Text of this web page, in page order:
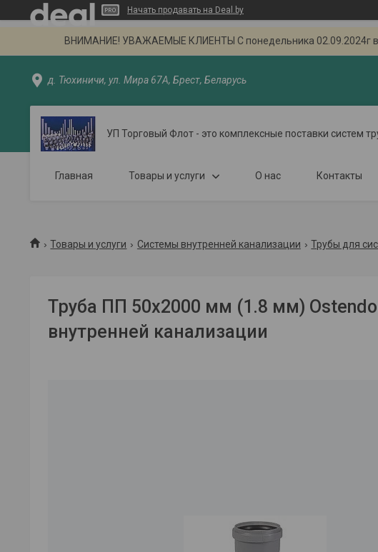
Начать продавать на Deal.by
ВНИМАНИЕ! УВАЖАЕМЫЕ КЛИЕНТЫ С понедельника 02.09.2024г
д. Тюхиничи, ул. Мира 67А, Брест, Беларусь
УП Торговый Флот - это комплексные поставки систем
Главная Товары и услуги О нас Контакты
Товары и услуги Системы внутренней канализации Трубы для
Труба ПП 50х2000 мм (1.8 мм)
внутренней канализации